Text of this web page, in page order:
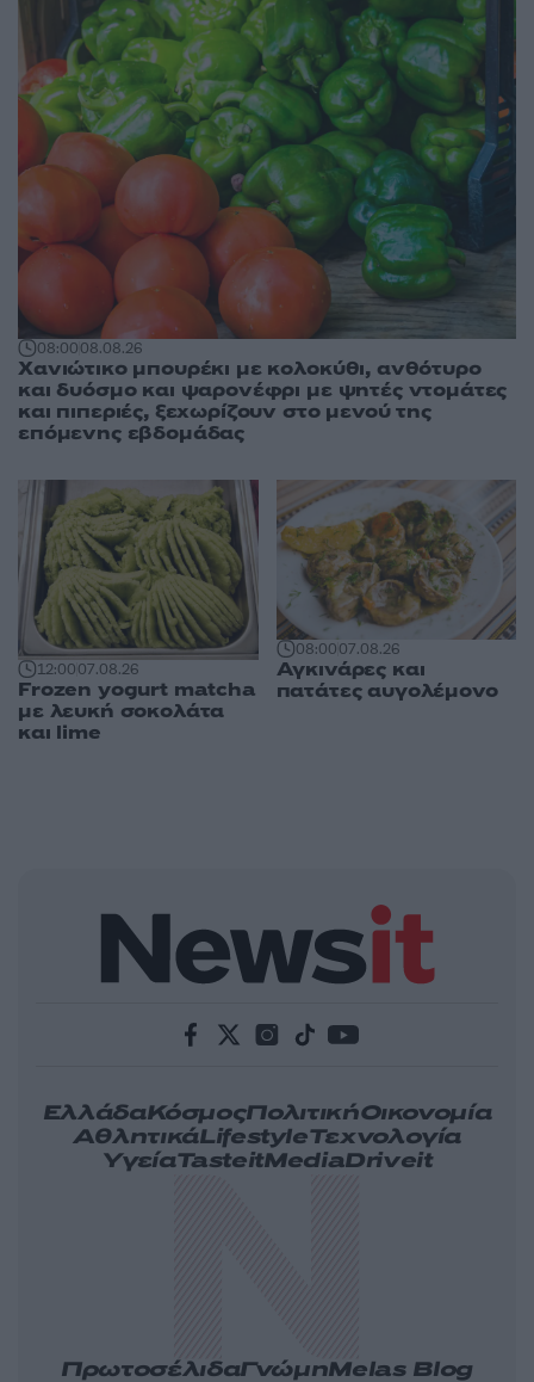
08:0008.08.26
Χανιώτικο μπουρέκι με κολοκύθι, ανθότυρο
και δυόσμο και ψαρονέφρι με ψητές ντομάτες
και πιπεριές, ξεχωρίζουν στο μενού της
επόμενης εβδομάδας
12:0007.08.26
Frozen yogurt matcha
με λευκή σοκολάτα
και lime
08:0007.08.26
Αγκινάρες και
πατάτες αυγολέμονο
ΕλλάδαΚόσμοςΠολιτικήΟικονομία
ΑθλητικάLifestyleΤεχνολογία
ΥγείαTasteitMediaDriveit
ΠρωτοσέλιδαΓνώμηMelas Blog